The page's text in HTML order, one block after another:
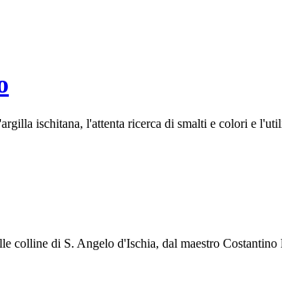
ischitana, l'attenta ricerca di smalti e colori e
colline di S. Angelo d'Ischia, dal maestro